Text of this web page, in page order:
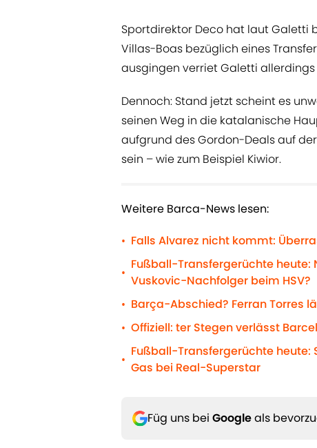
Sportdirektor Deco hat laut Galetti
Villas-Boas bezüglich eines
ausgingen verriet Galetti
Dennoch: Stand jetzt scheint es
seinen Weg in die katalanische
aufgrund des Gordon-Deals auf
sein – wie zum Beispiel Kiwior.
Weitere Barca-News lesen:
• Falls Alvarez nicht kommt:
•
Fußball-Transfergerüchte heute:
Vuskovic-Nachfolger beim HSV?
• Barça-Abschied? Ferran Torres
• Offiziell: ter Stegen verlässt
•
Fußball-Transfergerüchte heute:
Gas bei Real-Superstar
Füg uns bei Googleals